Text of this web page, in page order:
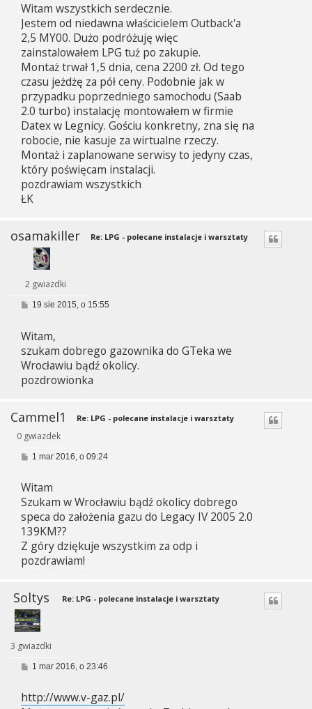
t
Witam wszystkich serdecznie.
Jestem od niedawna właścicielem Outback'a
2,5 MY00. Dużo podróżuję więc
zainstalowałem LPG tuż po zakupie.
Montaż trwał 1,5 dnia, cena 2200 zł. Od tego
czasu jeżdżę za pół ceny. Podobnie jak w
przypadku poprzedniego samochodu (Saab
2.0 turbo) instalację montowałem w firmie
Datex w Legnicy. Gościu konkretny, zna się na
robocie, nie kasuje za wirtualne rzeczy.
Montaż i zaplanowane serwisy to jedyny czas,
który poświęcam instalacji.
pozdrawiam wszystkich
ŁK
osamakiller
2 gwiazdki
Re: LPG - polecane instalacje i warsztaty
P
t
19 sie 2015, o 15:55
Witam,
szukam dobrego gazownika do GTeka we
Wrocławiu bądź okolicy.
pozdrowionka
Cammel1
0 gwiazdek
Re: LPG - polecane instalacje i warsztaty
P
t
1 mar 2016, o 09:24
Witam
Szukam w Wrocławiu bądź okolicy dobrego
speca do założenia gazu do Legacy IV 2005 2.0
139KM??
Z góry dziękuje wszystkim za odp i
pozdrawiam!
Soltys
3 gwiazdki
Re: LPG - polecane instalacje i warsztaty
P
t
1 mar 2016, o 23:46
http://www.v-gaz.pl/